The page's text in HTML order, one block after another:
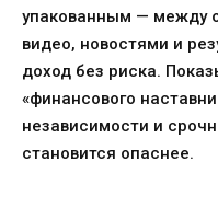
упакованным — между
видео, новостями и
доход без риска.
«финансового
независимости и
становится опаснее.